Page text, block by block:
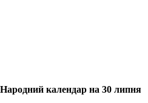
Народний календар на 30 липня